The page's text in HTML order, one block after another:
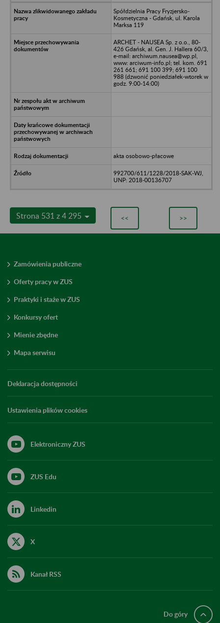
Spółdzielnia Pracy Fryzjersko-
Kosmetyczna - Gdańsk, ul. Karola
Marksa 119
ARCHET - NAUSEA Sp. z o.o., 80-
426 Gdańsk, al. Gen. J. Hallera 60/3,
e-mail: archiwum.nausea@wp.pl,
www: arciwum-info.pl; tel. kom. 691
261 661; 691 100 399; 691 100
988 (dzwonić poniedziałek-wtorek w
godz. 9:00-14:00)
akta osobowo-płacowe
992700/611/1228/2018-SAK-WJ,
UNP: 2018-00136707
Strona 531 z 4 295 << >>
Zamówienia publiczne
Oferty pracy w ZUS
Praktyki i staże w ZUS
Konkursy ofert
Mienie zbędne
Mapa serwisu
Deklaracja dostępności
Ustawienia plików cookies
Elektroniczny ZUS
ZUS Edu
Linkedin
X
Kanał RSS
Do góry